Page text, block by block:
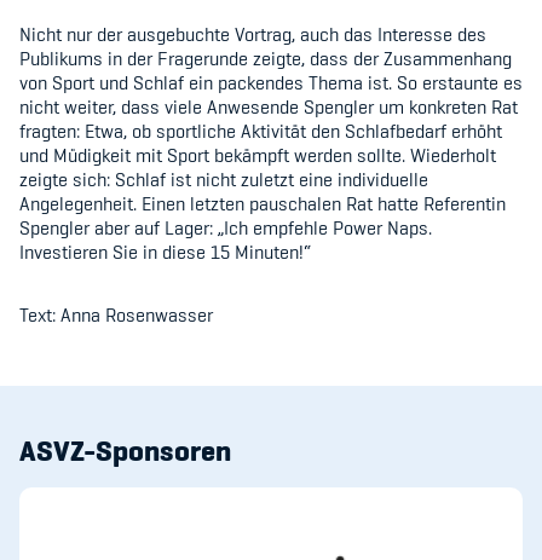
Sponsoren und Partner
Netzwerk
Nicht nur der ausgebuchte Vortrag, auch das Interesse des
Publikums in der Fragerunde zeigte, dass der Zusammenhang
von Sport und Schlaf ein packendes Thema ist. So erstaunte es
nicht weiter, dass viele Anwesende Spengler um konkreten Rat
fragten: Etwa, ob sportliche Aktivität den Schlafbedarf erhöht
und Müdigkeit mit Sport bekämpft werden sollte. Wiederholt
zeigte sich: Schlaf ist nicht zuletzt eine individuelle
Angelegenheit. Einen letzten pauschalen Rat hatte Referentin
Spengler aber auf Lager: „Ich empfehle Power Naps.
Investieren Sie in diese 15 Minuten!“
Text: Anna Rosenwasser
ASVZ-Sponsoren